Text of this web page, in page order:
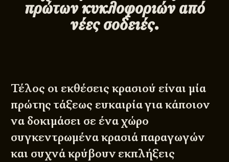
πρώτων κυκλοφοριών από
νέες σοδειές.
Τέλος οι εκθέσεις κρασιού είναι μία
πρώτης τάξεως ευκαιρία για κάποιον
να δοκιμάσει σε ένα χώρο
συγκεντρωμένα κρασιά παραγωγών
και συχνά κρύβουν εκπλήξεις